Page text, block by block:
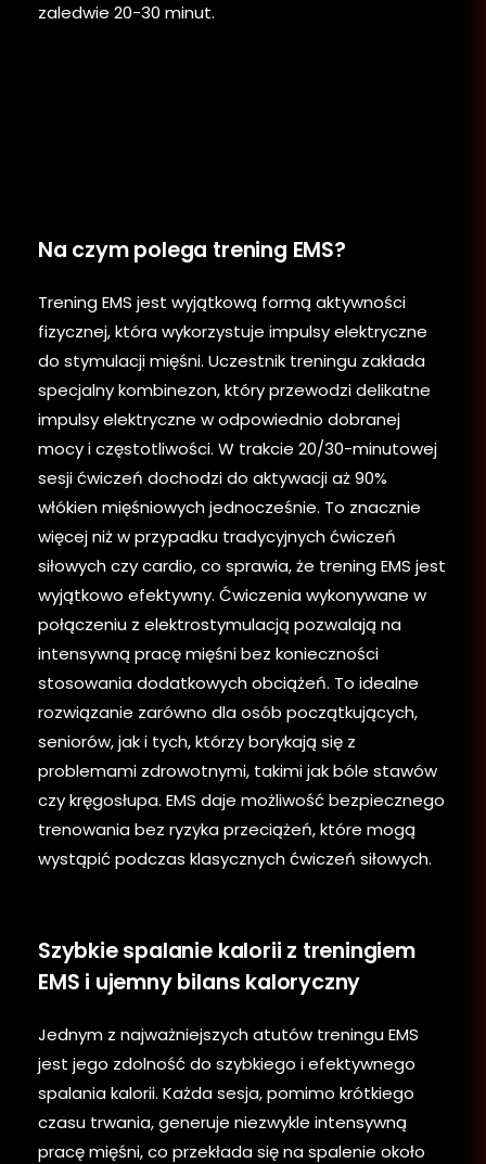
zaledwie 20-30 minut.
Na czym polega trening EMS?
Trening EMS jest wyjątkową formą aktywności
fizycznej, która wykorzystuje impulsy elektryczne
do stymulacji mięśni. Uczestnik treningu zakłada
specjalny kombinezon, który przewodzi delikatne
impulsy elektryczne w odpowiednio dobranej
mocy i częstotliwości. W trakcie 20/30-minutowej
sesji ćwiczeń dochodzi do aktywacji aż 90%
włókien mięśniowych jednocześnie. To znacznie
więcej niż w przypadku tradycyjnych ćwiczeń
siłowych czy cardio, co sprawia, że trening EMS jest
wyjątkowo efektywny. Ćwiczenia wykonywane w
połączeniu z elektrostymulacją pozwalają na
intensywną pracę mięśni bez konieczności
stosowania dodatkowych obciążeń. To idealne
rozwiązanie zarówno dla osób początkujących,
seniorów, jak i tych, którzy borykają się z
problemami zdrowotnymi, takimi jak bóle stawów
czy kręgosłupa. EMS daje możliwość bezpiecznego
trenowania bez ryzyka przeciążeń, które mogą
wystąpić podczas klasycznych ćwiczeń siłowych.
Szybkie spalanie kalorii z treningiem
EMS i ujemny bilans kaloryczny
Jednym z najważniejszych atutów treningu EMS
jest jego zdolność do szybkiego i efektywnego
spalania kalorii. Każda sesja, pomimo krótkiego
czasu trwania, generuje niezwykle intensywną
pracę mięśni, co przekłada się na spalenie około